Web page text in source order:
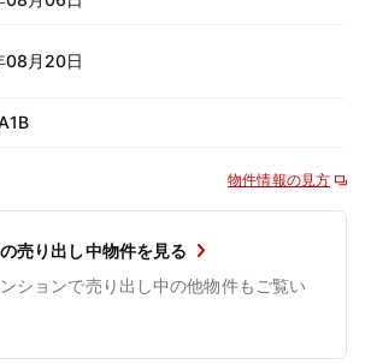
月20日
物件情報の見方
売り出し中物件を見る
ションで売り出し中の他物件もご覧い